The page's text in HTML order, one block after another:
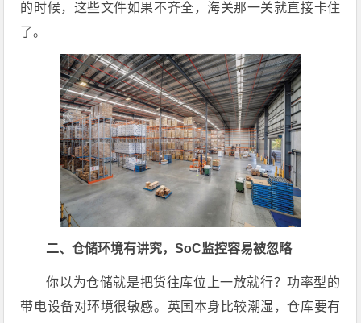
的时候，这些文件如果不齐全，海关那一关就直接卡住
了。
二、仓储环境有讲究，SoC监控容易被忽略
你以为仓储就是把货往库位上一放就行？功率型的
带电设备对环境很敏感。英国本身比较潮湿，仓库要有